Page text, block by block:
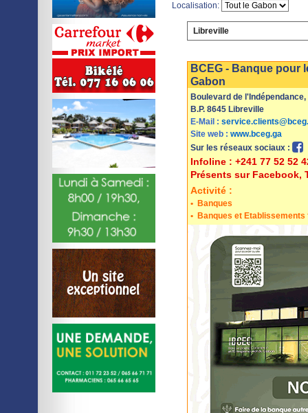
Localisation:
Libreville
BCEG - Banque pour
Gabon
Boulevard de
B.P. 8645 Libreville
E-Mail :
Site web : www.bceg.ga
Sur les réseaux sociaux :
Infoline : +241 77 52 52
Présents sur
Activité :
• Banques
• Banques et